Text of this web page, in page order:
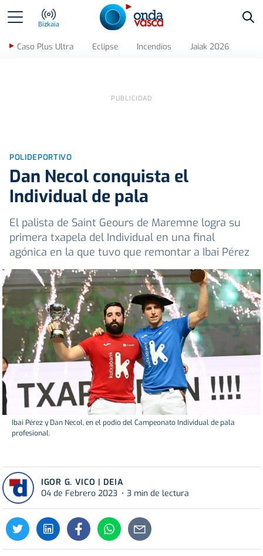
Bizkaia
Caso Plus Ultra Eclipse Incendios Jaiak 2026
POLIDEPORTIVO
Dan Necol conquista el
Individual de pala
El palista de Saint Geours de Maremne logra su
primera txapela del Individual en una final
agónica en la que tuvo que remontar a Ibai Pérez
Ibai Pérez y Dan Necol, en el podio del Campeonato Individual de pala
profesional.
IGOR G. VICO | DEIA
04 de Febrero 2023
3 min de lectura